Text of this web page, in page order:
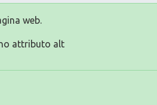
web.
attributo alt